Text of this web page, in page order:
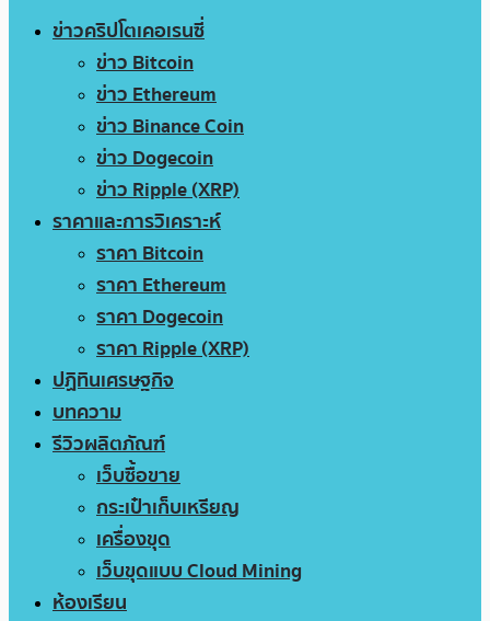
ข่าวคริปโตเคอเรนซี่
ข่าว Bitcoin
ข่าว Ethereum
ข่าว Binance Coin
ข่าว Dogecoin
ข่าว Ripple (XRP)
ราคาและการวิเคราะห์
ราคา Bitcoin
ราคา Ethereum
ราคา Dogecoin
ราคา Ripple (XRP)
ปฏิทินเศรษฐกิจ
บทความ
รีวิวผลิตภัณฑ์
เว็บซื้อขาย
กระเป๋าเก็บเหรียญ
เครื่องขุด
เว็บขุดแบบ Cloud Mining
ห้องเรียน